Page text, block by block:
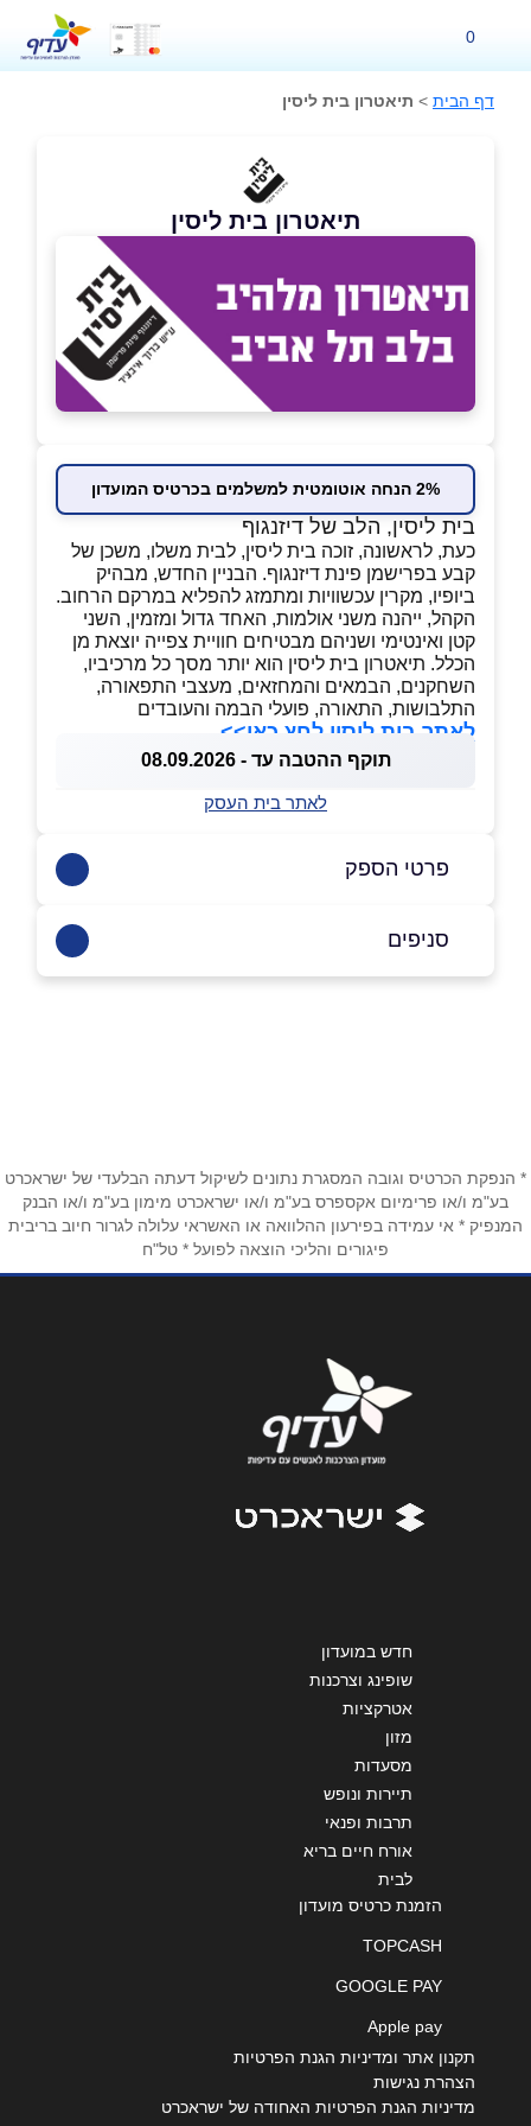
0
דף הבית > תיאטרון בית ליסין
תיאטרון בית ליסין
2% הנחה אוטומטית למשלמים בכרטיס המועדון
בית ליסין, הלב של דיזנגוף
כעת, לראשונה, זוכה בית ליסין, לבית משלו, משכן של
קבע בפרישמן פינת דיזנגוף. הבניין החדש, מבהיק
ביופיו, מקרין עכשוויות ומתמזג להפליא במרקם הרחוב.
הקהל, ייהנה משני אולמות, האחד גדול ומזמין, השני
קטן ואינטימי ושניהם מבטיחים חוויית צפייה יוצאת מן
הכלל. תיאטרון בית ליסין הוא יותר מסך כל מרכיביו,
השחקנים, הבמאים והמחזאים, מעצבי התפאורה,
התלבושות, התאורה, פועלי הבמה והעובדים
לאתר בית ליסין לחץ כאן>>
תוקף ההטבה עד - 08.09.2026
לאתר בית העסק
פרטי הספק
באתר
טלפון*
אנא חזרו אלי בקשר ל...
סניפים
* הנפקת הכרטיס וגובה המסגרת נתונים לשיקול דעתה הבלעדי של ישראכרט
בע"מ ו/או פרימיום אקספרס בע"מ ו/או ישראכרט מימון בע"מ ו/או הבנק
המנפיק * אי עמידה בפירעון ההלוואה או האשראי עלולה לגרור חיוב בריבית
פיגורים והליכי הוצאה לפועל * טל"ח
חדש במועדון
שופינג וצרכנות
אטרקציות
מזון
מסעדות
תיירות ונופש
תרבות ופנאי
אורח חיים בריא
לבית
הזמנת כרטיס מועדון
TOPCASH
GOOGLE PAY
Apple pay
תקנון אתר ומדיניות הגנת הפרטיות
הצהרת נגישות
מדיניות הגנת הפרטיות האחודה של ישראכרט